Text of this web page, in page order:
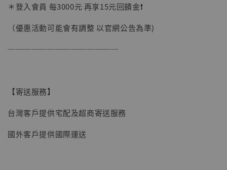
【現貨】BJSTUDIO 1/6系列可動蒐藏人偶 讓
NT$ 4,980
＊登入會員 每3000元 再享15元回饋金❗️
（優惠活動可能會有調整 以官網公告為準)
──────────────
【寄送服務】
台灣客戶提供宅配及超商寄送服務
國外客戶提供國際運送